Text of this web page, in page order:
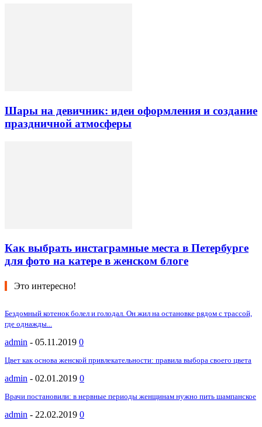
Шары на девичник: идеи оформления и создание
праздничной атмосферы
Как выбрать инстаграмные места в Петербурге
для фото на катере в женском блоге
Это интересно!
Бездомный котенок болел и голодал. Он жил на остановке рядом с трассой,
где однажды...
admin - 05.11.2019 0
Цвет как основа женской привлекательности: правила выбора своего цвета
admin - 02.01.2019 0
Врачи постановили: в нервные периоды женщинам нужно пить шампанское
admin - 22.02.2019 0